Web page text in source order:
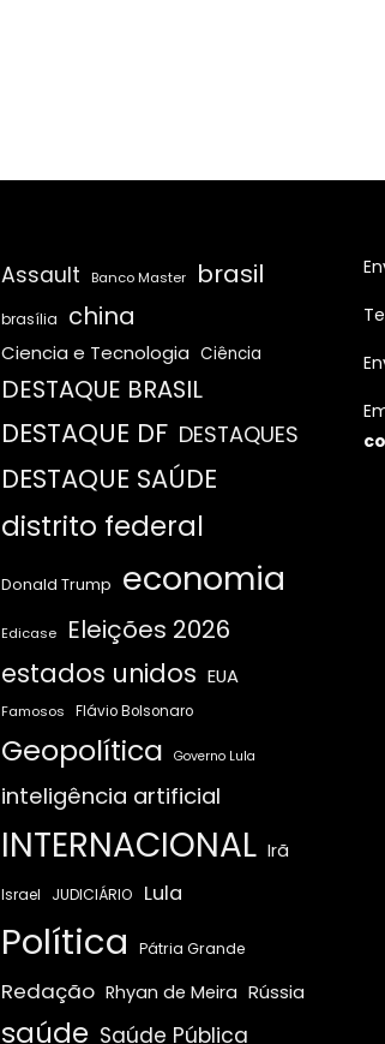
Assault Banco Master brasil
brasília china
Ciencia e Tecnologia Ciência
DESTAQUE BRASIL
DESTAQUE DF DESTAQUES
DESTAQUE SAÚDE
distrito federal
Donald Trump economia
Edicase Eleições 2026
estados unidos EUA
Famosos Flávio Bolsonaro
Geopolítica Governo Lula
inteligência artificial
INTERNACIONAL Irã
Israel JUDICIÁRIO Lula
Política Pátria Grande
Redação Rhyan de Meira Rússia
saúde Saúde Pública